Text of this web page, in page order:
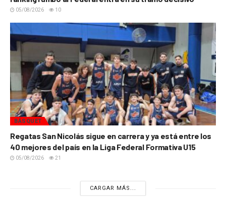
05/08/2026 10
BÁSQUET
Regatas San Nicolás sigue en carrera y ya está entre los
40 mejores del país en la Liga Federal Formativa U15
05/08/2026 21
CARGAR MÁS...